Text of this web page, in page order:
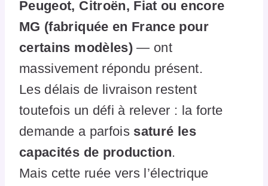
Peugeot, Citroën, Fiat ou encore
MG (fabriquée en France pour
certains modèles)— ont
massivement répondu présent.
Les délais de livraison restent
toutefois un défi à relever : la forte
demande a parfois saturé les
capacités de production.
Mais cette ruée vers l’électrique